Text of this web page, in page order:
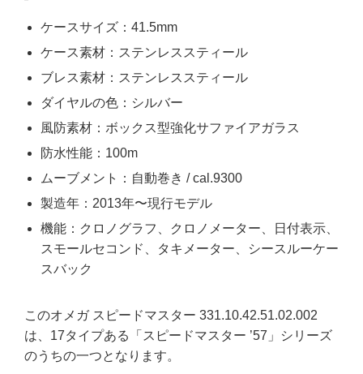
ケースサイズ：41.5mm
ケース素材：ステンレススティール
ブレス素材：ステンレススティール
ダイヤルの色：シルバー
風防素材：ボックス型強化サファイアガラス
防水性能：100m
ムーブメント：自動巻き / cal.9300
製造年：2013年〜現行モデル
機能：クロノグラフ、クロノメーター、日付表示、
スモールセコンド、タキメーター、シースルーケー
スバック
このオメガ スピードマスター 331.10.42.51.02.002
は、17タイプある「スピードマスター ’57」シリーズ
のうちの一つとなります。